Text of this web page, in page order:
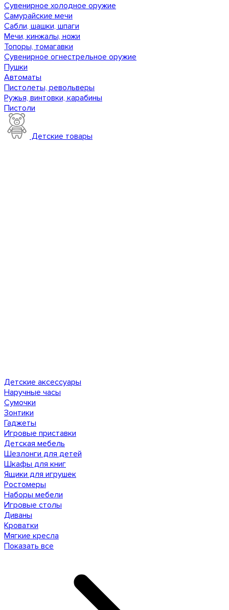
Сувенирное холодное оружие
Самурайские мечи
Сабли, шашки, шпаги
Мечи, кинжалы, ножи
Топоры, томагавки
Сувенирное огнестрельное оружие
Пушки
Автоматы
Пистолеты, револьверы
Ружья, винтовки, карабины
Пистоли
Детские товары
Детские аксессуары
Наручные часы
Сумочки
Зонтики
Гаджеты
Игровые приставки
Детская мебель
Шезлонги для детей
Шкафы для книг
Ящики для игрушек
Ростомеры
Наборы мебели
Игровые столы
Диваны
Кроватки
Мягкие кресла
Показать все